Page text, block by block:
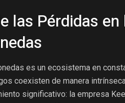
las Pérdidas
es un ecosistema en
coexisten de manera
significativo: la empresa